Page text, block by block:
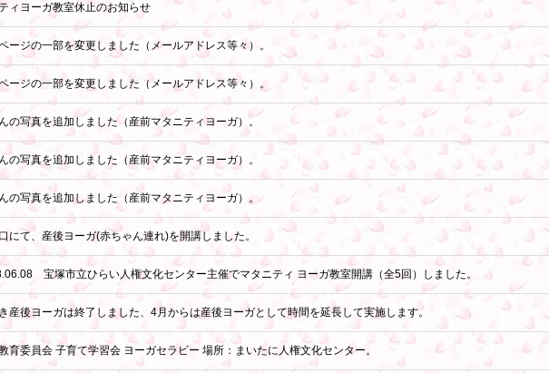
ィヨーガ教室休止のお知らせ
ージの一部を変更しました（メールアドレス等々）。
ージの一部を変更しました（メールアドレス等々）。
の写真を追加しました（産前マタニティヨーガ）。
の写真を追加しました（産前マタニティヨーガ）。
の写真を追加しました（産前マタニティヨーガ）。
にて、産後ヨーガ(赤ちゃん連れ)を開講しました。
宝塚市立ひらい人権文化センター主催でマタニティ ヨーガ教室開講（全5回）しました。
産後ヨーガは終了しました、4月からは産後ヨーガとして時間を延長して実施します。
育委員会 子育て学習会 ヨーガセラビー 場所：まいたに人権文化センター。